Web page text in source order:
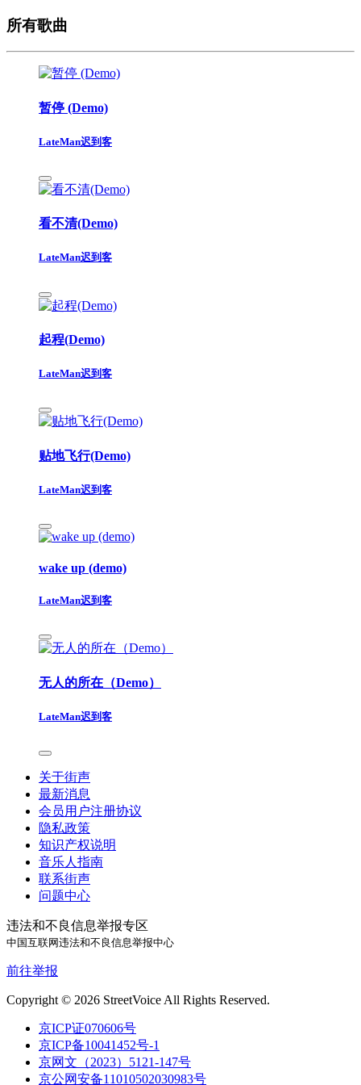
所有歌曲
暂停 (Demo)
LateMan迟到客
看不清(Demo)
LateMan迟到客
起程(Demo)
LateMan迟到客
贴地飞行(Demo)
LateMan迟到客
wake up (demo)
LateMan迟到客
无人的所在（Demo）
LateMan迟到客
关于街声
最新消息
会员用户注册协议
隐私政策
知识产权说明
音乐人指南
联系街声
问题中心
违法和不良信息举报专区
中国互联网违法和不良信息举报中心
前往举报
Copyright © 2026 StreetVoice All Rights Reserved.
京ICP证070606号
京ICP备10041452号-1
京网文（2023）5121-147号
京公网安备11010502030983号